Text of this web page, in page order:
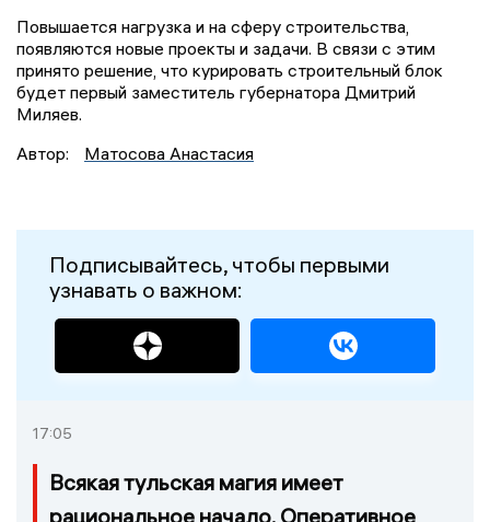
Повышается нагрузка и на сферу строительства,
появляются новые проекты и задачи. В связи с этим
принято решение, что курировать строительный блок
будет первый заместитель губернатора Дмитрий
Миляев.
Автор:
Матосова Анастасия
Подписывайтесь, чтобы первыми
узнавать о важном:
17:05
Всякая тульская магия имеет
рациональное начало. Оперативное